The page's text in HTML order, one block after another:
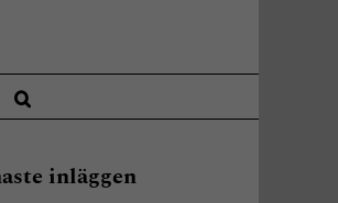
inläggen